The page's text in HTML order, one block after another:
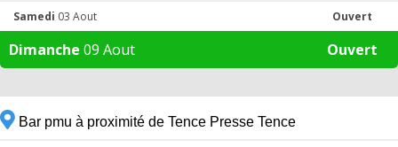
Samedi 03 Aout Ouvert
Dimanche 09 Aout Ouvert
Bar pmu à proximité de Tence Presse Tence